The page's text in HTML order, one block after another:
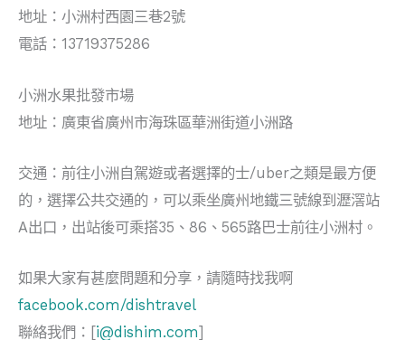
地址：小洲村西園三巷2號
電話：13719375286
小洲水果批發市場
地址：廣東省廣州市海珠區華洲街道小洲路
交通：前往小洲自駕遊或者選擇的士/uber之類是最方便
的，選擇公共交通的，可以乘坐廣州地鐵三號線到瀝滘站
A出口，出站後可乘搭35、86、565路巴士前往小洲村。
如果大家有甚麼問題和分享，請隨時找我啊
facebook.com/dishtravel
聯絡我們：[i@dishim.com]